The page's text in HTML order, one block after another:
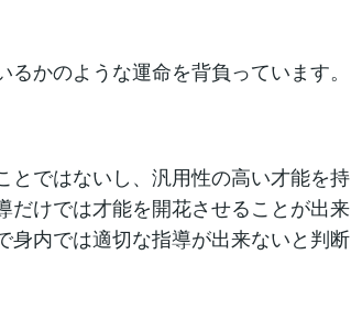
かのような運命を背負っています。
とではないし、汎用性の高い才能を持
だけでは才能を開花させることが出来
身内では適切な指導が出来ないと判断